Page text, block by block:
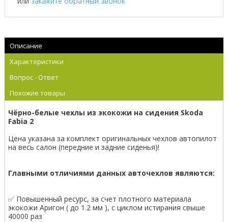
Описание
Характеристики
Вопрос - Ответ
Похожие товары
Чёрно-белые чехлы из экокожи на сидения Skoda
Fabia 2
Цена указана за комплект оригинальных чехлов автопилот
на весь салон (передние и задние сиденья)!
Главными отличиями данных авточехлов являются:
✅ Повышенный ресурс, за счет плотного материала
экокожи Аригон ( до 1.2 мм ), с циклом истирания свыше
40000 раз